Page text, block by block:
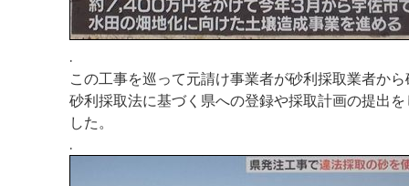
.
この工事を巡って元請け事業者が砂利採取業者か
砂利採取法に基づく県への登録や採取計画の提出
した。
.